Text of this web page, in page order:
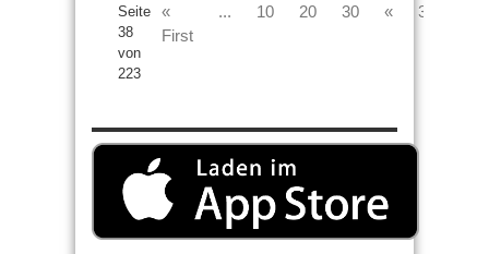
Seite
38
von
223
«
First
... 10 20 30 « 36